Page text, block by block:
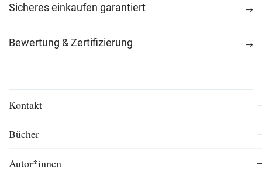
Sicheres einkaufen garantiert
Bewertung & Zertifizierung
Kontakt
Bücher
Autor*innen